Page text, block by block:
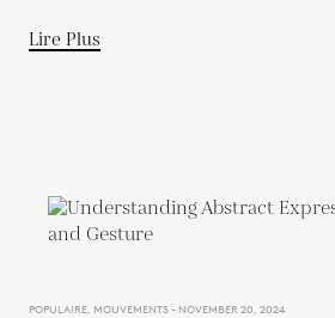
Lire Plus
POPULAIRE, MOUVEMENTS - NOVEMBER 20, 2024